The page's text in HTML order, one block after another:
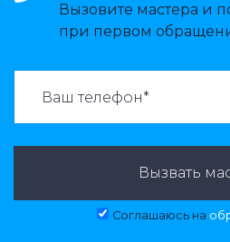
Вызовите мастера и
при первом
Вызвать
Соглашаюсь на